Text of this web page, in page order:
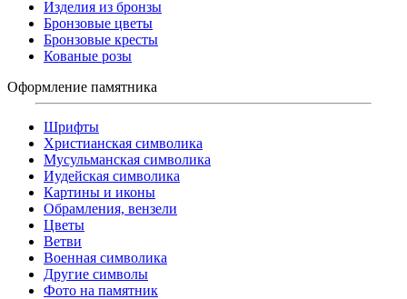
Изделия из бронзы
Бронзовые цветы
Бронзовые кресты
Кованые розы
Оформление памятника
Шрифты
Христианская символика
Мусульманская символика
Иудейская символика
Картины и иконы
Обрамления, вензели
Цветы
Ветви
Военная символика
Другие символы
Фото на памятник